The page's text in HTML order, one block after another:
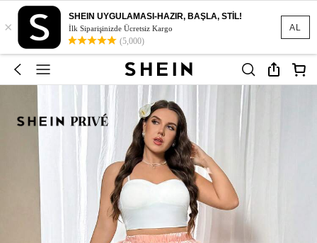
AL
×
SHEIN UYGULAMASI-HAZIR, BAŞLA, STİL!
İlk Siparişinizde Ücretsiz Kargo
(5,000)